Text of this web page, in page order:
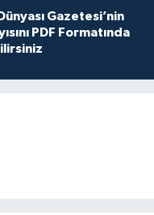
Gazetesi’nin
PDF Formatında